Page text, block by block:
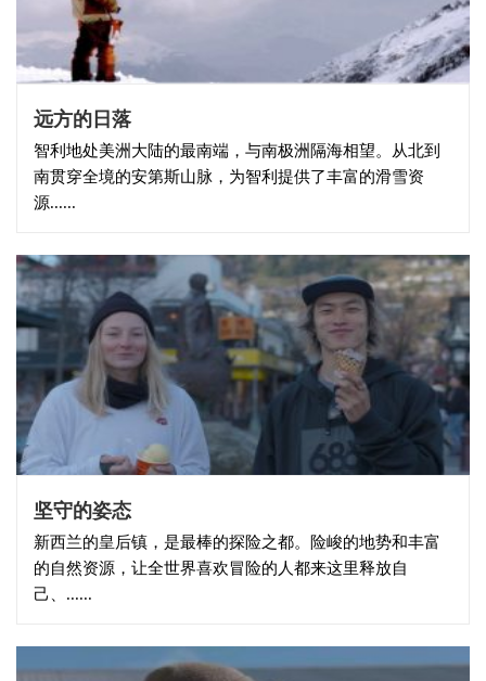
远方的日落
智利地处美洲大陆的最南端，与南极洲隔海相望。从北到
南贯穿全境的安第斯山脉，为智利提供了丰富的滑雪资
源......
坚守的姿态
新西兰的皇后镇，是最棒的探险之都。险峻的地势和丰富
的自然资源，让全世界喜欢冒险的人都来这里释放自
己、......